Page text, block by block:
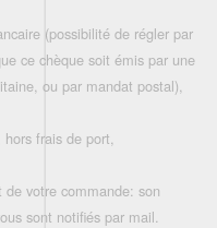
(possibilité de régler par
ce chèque soit émis par une
ou par mandat postal),
frais de port,
votre commande: son
sont notifiés par mail.